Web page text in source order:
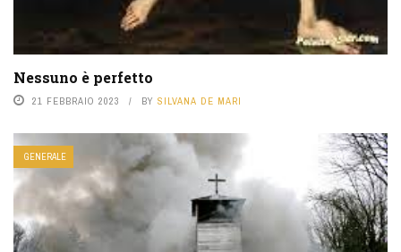
Nessuno è perfetto
21 FEBBRAIO 2023 BY SILVANA DE MARI
GENERALE